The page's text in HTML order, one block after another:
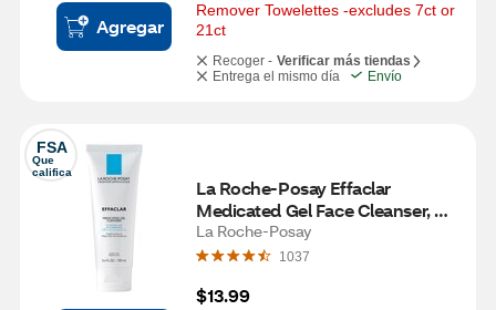
Agregar
Remover Towelettes -excludes 7ct or
21ct
Recoger - Verificar más tiendas
Entrega el mismo día
Envío
FSA
Que
califica
La Roche-Posay Effaclar
Medicated Gel Face Cleanser,
3.38 OZ
La Roche-Posay
1037
$13.99